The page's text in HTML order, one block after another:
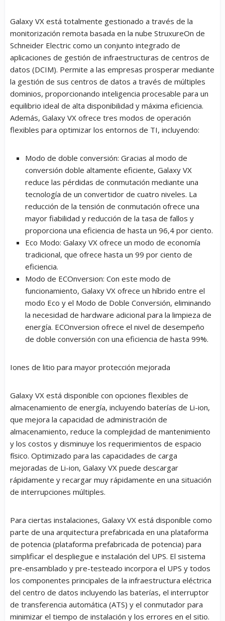
Galaxy VX está totalmente gestionado a través de la
monitorización remota basada en la nube StruxureOn de
Schneider Electric como un conjunto integrado de
aplicaciones de gestión de infraestructuras de centros de
datos (DCIM). Permite a las empresas prosperar mediante
la gestión de sus centros de datos a través de múltiples
dominios, proporcionando inteligencia procesable para un
equilibrio ideal de alta disponibilidad y máxima eficiencia.
Además, Galaxy VX ofrece tres modos de operación
flexibles para optimizar los entornos de TI, incluyendo:
Modo de doble conversión: Gracias al modo de
conversión doble altamente eficiente, Galaxy VX
reduce las pérdidas de conmutación mediante una
tecnología de un convertidor de cuatro niveles. La
reducción de la tensión de conmutación ofrece una
mayor fiabilidad y reducción de la tasa de fallos y
proporciona una eficiencia de hasta un 96,4 por ciento.
Eco Modo: Galaxy VX ofrece un modo de economía
tradicional, que ofrece hasta un 99 por ciento de
eficiencia.
Modo de ECOnversion: Con este modo de
funcionamiento, Galaxy VX ofrece un híbrido entre el
modo Eco y el Modo de Doble Conversión, eliminando
la necesidad de hardware adicional para la limpieza de
energía. ECOnversion ofrece el nivel de desempeño
de doble conversión con una eficiencia de hasta 99%.
Iones de litio para mayor protección mejorada
Galaxy VX está disponible con opciones flexibles de
almacenamiento de energía, incluyendo baterías de Li-ion,
que mejora la capacidad de administración de
almacenamiento, reduce la complejidad de mantenimiento
y los costos y disminuye los requerimientos de espacio
físico. Optimizado para las capacidades de carga
mejoradas de Li-ion, Galaxy VX puede descargar
rápidamente y recargar muy rápidamente en una situación
de interrupciones múltiples.
Para ciertas instalaciones, Galaxy VX está disponible como
parte de una arquitectura prefabricada en una plataforma
de potencia (plataforma prefabricada de potencia) para
simplificar el despliegue e instalación del UPS. El sistema
pre-ensamblado y pre-testeado incorpora el UPS y todos
los componentes principales de la infraestructura eléctrica
del centro de datos incluyendo las baterías, el interruptor
de transferencia automática (ATS) y el conmutador para
minimizar el tiempo de instalación y los errores en el sitio.